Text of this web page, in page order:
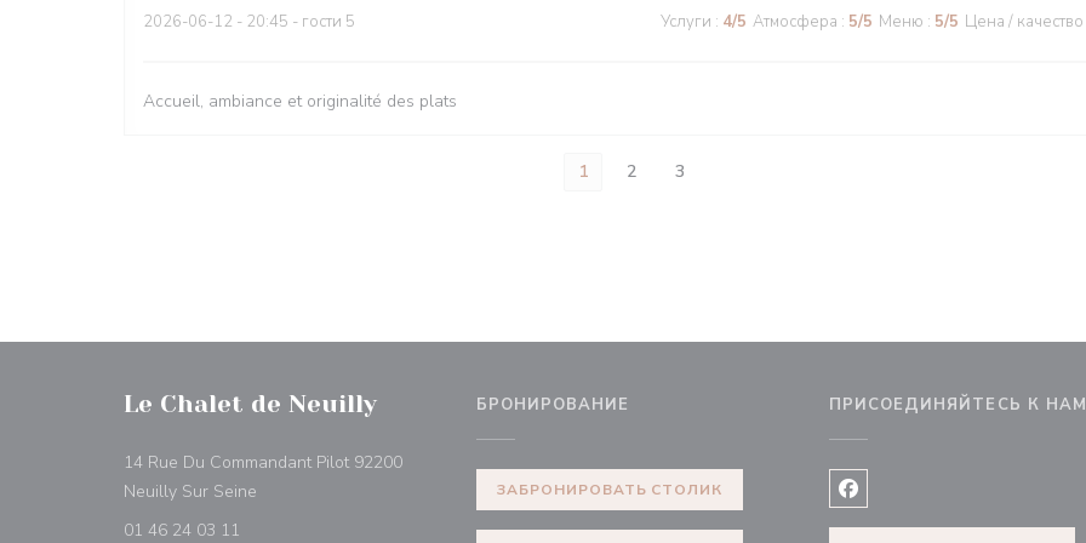
2026-06-12 - 20:45 - гости 5 Услуги : 4/5 Атмосфера : 5/5 Меню : 5/5 Цена / качество
Accueil, ambiance et originalité des plats
1 2 3
Le Chalet de Neuilly
14 Rue Du Commandant Pilot 92200
Neuilly Sur Seine
01 46 24 03 11
БРОНИРОВАНИЕ
ЗАБРОНИРОВАТЬ СТОЛИК
ПРИСОЕДИНЯЙТЕСЬ К НАМ
Facebook ((открывается в